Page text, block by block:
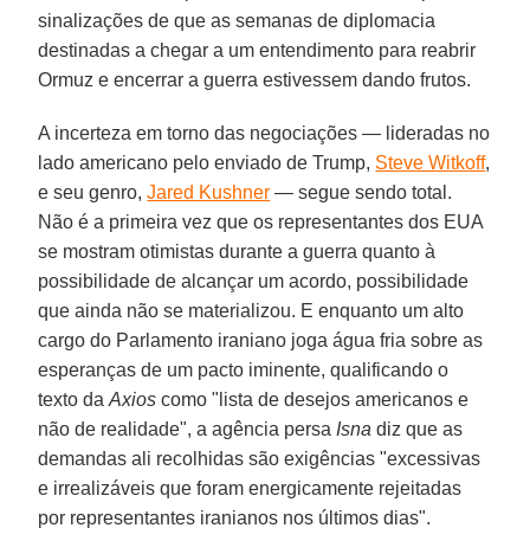
sinalizações de que as semanas de diplomacia
destinadas a chegar a um entendimento para reabrir
Ormuz e encerrar a guerra estivessem dando frutos.
A incerteza em torno das negociações — lideradas no
lado americano pelo enviado de Trump, Steve Witkoff,
e seu genro,Jared Kushner — segue sendo total.
Não é a primeira vez que os representantes dos EUA
se mostram otimistas durante a guerra quanto à
possibilidade de alcançar um acordo, possibilidade
que ainda não se materializou. E enquanto um alto
cargo do Parlamento iraniano joga água fria sobre as
esperanças de um pacto iminente, qualificando o
texto daAxios como "lista de desejos americanos e
não de realidade", a agência persa Isna diz que as
demandas ali recolhidas são exigências "excessivas
e irrealizáveis que foram energicamente rejeitadas
por representantes iranianos nos últimos dias".